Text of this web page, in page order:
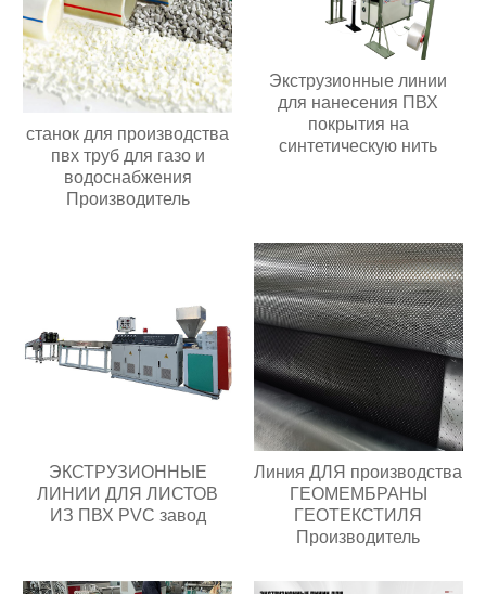
станок для производства
пвх труб для газо и
водоснабжения
Производитель
Экструзионные линии
для нанесения ПВХ
покрытия на
синтетическую нить
ЭКСТРУЗИОННЫЕ
ЛИНИИ ДЛЯ ЛИСТОВ
ИЗ ПВХ PVC завод
Линия ДЛЯ производства
ГЕОМЕМБРАНЫ
ГЕОТЕКСТИЛЯ
Производитель